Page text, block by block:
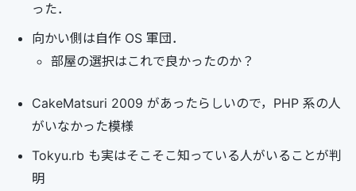
った．
向かい側は自作 OS 軍団．
部屋の選択はこれで良かったのか？
CakeMatsuri 2009 があったらしいので，PHP 系の人
がいなかった模様
Tokyu.rb も実はそこそこ知っている人がいることが判
明